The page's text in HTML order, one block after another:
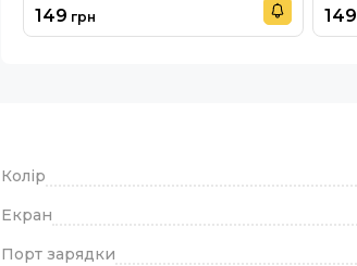
149 грн 149
Колір
Екран
Порт зарядки